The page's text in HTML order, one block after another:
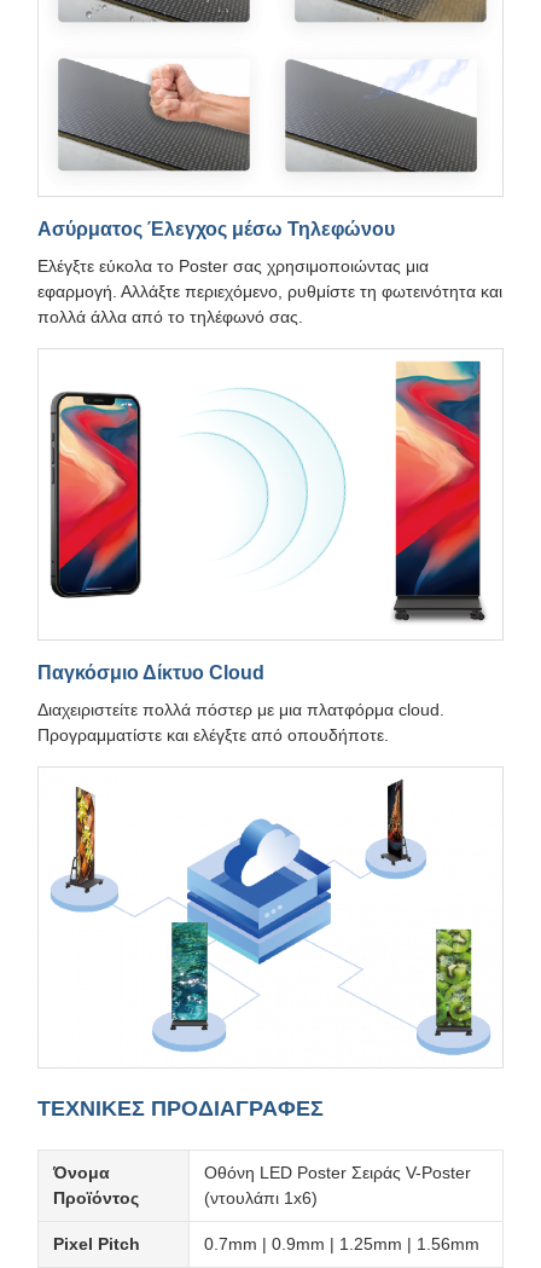
Ασύρματος Έλεγχος μέσω Τηλεφώνου
Ελέγξτε εύκολα το Poster σας χρησιμοποιώντας μια
εφαρμογή. Αλλάξτε περιεχόμενο, ρυθμίστε τη φωτεινότητα και
πολλά άλλα από το τηλέφωνό σας.
Παγκόσμιο Δίκτυο Cloud
Διαχειριστείτε πολλά πόστερ με μια πλατφόρμα cloud.
Προγραμματίστε και ελέγξτε από οπουδήποτε.
ΤΕΧΝΙΚΕΣ ΠΡΟΔΙΑΓΡΑΦΕΣ
Όνομα
Προϊόντος
Οθόνη LED Poster Σειράς V-Poster
(ντουλάπι 1x6)
Pixel Pitch 0.7mm | 0.9mm | 1.25mm | 1.56mm